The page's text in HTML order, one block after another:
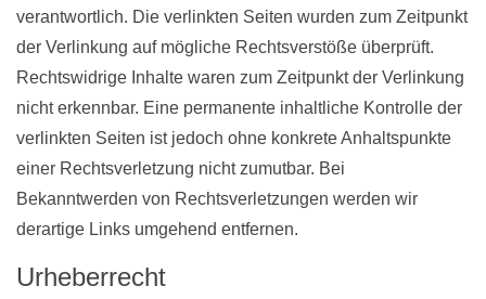
verantwortlich. Die verlinkten Seiten wurden zum Zeitpunkt
der Verlinkung auf mögliche Rechtsverstöße überprüft.
Rechtswidrige Inhalte waren zum Zeitpunkt der Verlinkung
nicht erkennbar. Eine permanente inhaltliche Kontrolle der
verlinkten Seiten ist jedoch ohne konkrete Anhaltspunkte
einer Rechtsverletzung nicht zumutbar. Bei
Bekanntwerden von Rechtsverletzungen werden wir
derartige Links umgehend entfernen.
Urheberrecht